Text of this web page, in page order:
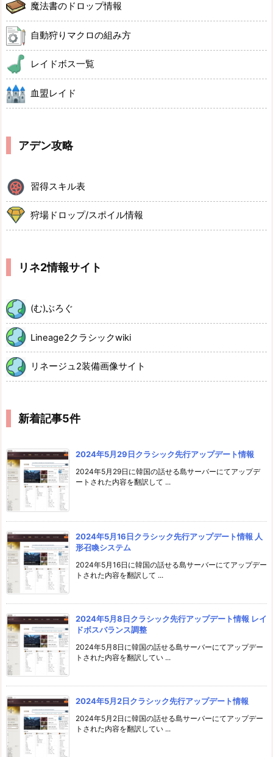
魔法書のドロップ情報
自動狩りマクロの組み方
レイドボス一覧
血盟レイド
アデン攻略
習得スキル表
狩場ドロップ/スポイル情報
リネ2情報サイト
(む)ぶろぐ
Lineage2クラシックwiki
リネージュ2装備画像サイト
新着記事5件
2024年5月29日クラシック先行アップデート情報
2024年5月29日に韓国の話せる島サーバーにてアップデ
ートされた内容を翻訳して ...
2024年5月16日クラシック先行アップデート情報 人
形召喚システム
2024年5月16日に韓国の話せる島サーバーにてアップデー
トされた内容を翻訳して ...
2024年5月8日クラシック先行アップデート情報 レイ
ドボスバランス調整
2024年5月8日に韓国の話せる島サーバーにてアップデー
トされた内容を翻訳してい ...
2024年5月2日クラシック先行アップデート情報
2024年5月2日に韓国の話せる島サーバーにてアップデー
トされた内容を翻訳してい ...